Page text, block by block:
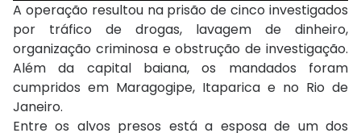
A operação resultou na prisão de cinco investigados
por tráfico de drogas, lavagem de dinheiro,
organização criminosa e obstrução de investigação.
Além da capital baiana, os mandados foram
cumpridos em Maragogipe, Itaparica e no Rio de
Janeiro.
Entre os alvos presos está a esposa de um dos